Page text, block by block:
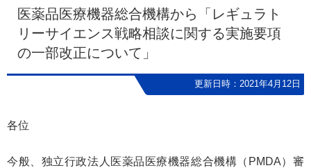
医薬品医療機器総合機構から「レギュラト
リーサイエンス戦略相談に関する実施要項
の一部改正について」
更新日時：2021年4月12日
各位
今般、独立行政法人医薬品医療機器総合機構（PMDA）審